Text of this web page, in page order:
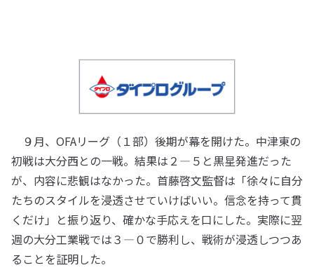
９月、OFAリーグ（１部）後期が幕を開けた。中津東の
初戦は大分西との一戦。結果は２―５と黒星発進だった
が、内容に悲観はなかった。首藤啓文監督は「徐々に自分
たちのスタイルを浸透させていけばいい。信念を持って貫
くだけ」と振り返り、確かな手応えを口にした。実際に翌
週の大分工業戦では３―０で勝利し、戦術が浸透しつつあ
ることを証明した。